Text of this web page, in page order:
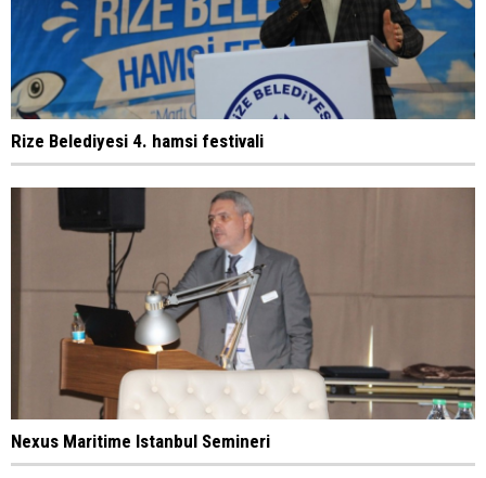
Rize Belediyesi 4. hamsi festivali
Nexus Maritime Istanbul Semineri